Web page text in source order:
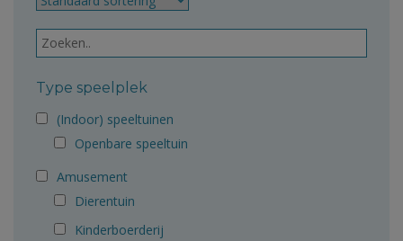
Type speelplek
(Indoor) speeltuinen
Openbare speeltuin
Amusement
Dierentuin
Kinderboerderij